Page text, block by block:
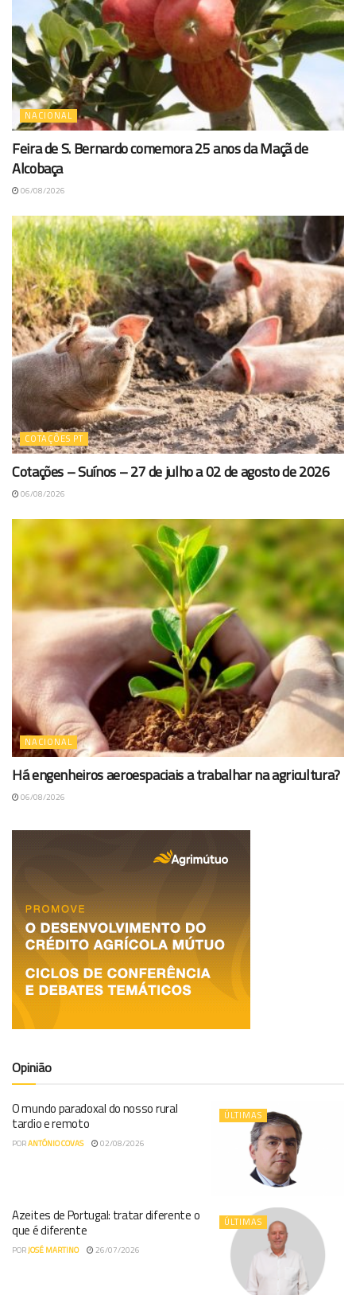
NACIONAL
Feira de S. Bernardo comemora 25 anos da Maçã de
Alcobaça
06/08/2026
COTAÇÕES PT
Cotações – Suínos – 27 de julho a 02 de agosto de 2026
06/08/2026
NACIONAL
Há engenheiros aeroespaciais a trabalhar na agricultura?
06/08/2026
Opinião
ÚLTIMAS
O mundo paradoxal do nosso rural
tardio e remoto
PORANTÓNIO COVAS 02/08/2026
ÚLTIMAS
Azeites de Portugal: tratar diferente o
que é diferente
PORJOSÉ MARTINO 26/07/2026